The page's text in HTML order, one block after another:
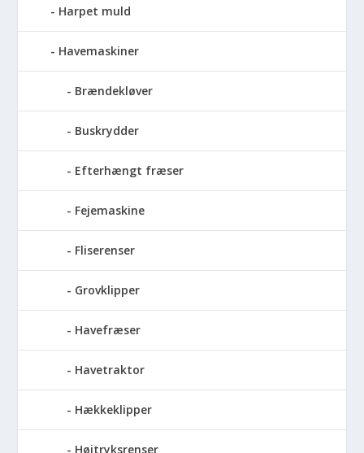
Harpet muld
Havemaskiner
Brændekløver
Buskrydder
Efterhængt fræser
Fejemaskine
Fliserenser
Grovklipper
Havefræser
Havetraktor
Hækkeklipper
Højtryksrenser